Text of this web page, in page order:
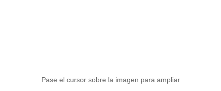
Pase el cursor sobre la imagen para ampliar